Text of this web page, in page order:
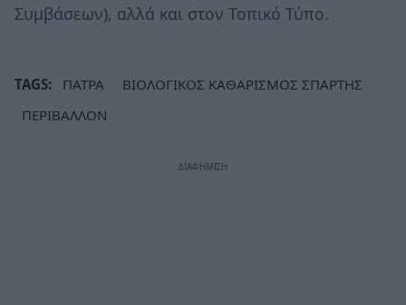
Συμβάσεων), αλλά και στον Τοπικό Τύπο.
TAGS: ΠΑΤΡΑ
ΒΙΟΛΟΓΙΚΟΣ ΚΑΘΑΡΙΣΜΟΣ ΣΠΑΡΤΗΣ
ΠΕΡΙΒΑΛΛΟΝ